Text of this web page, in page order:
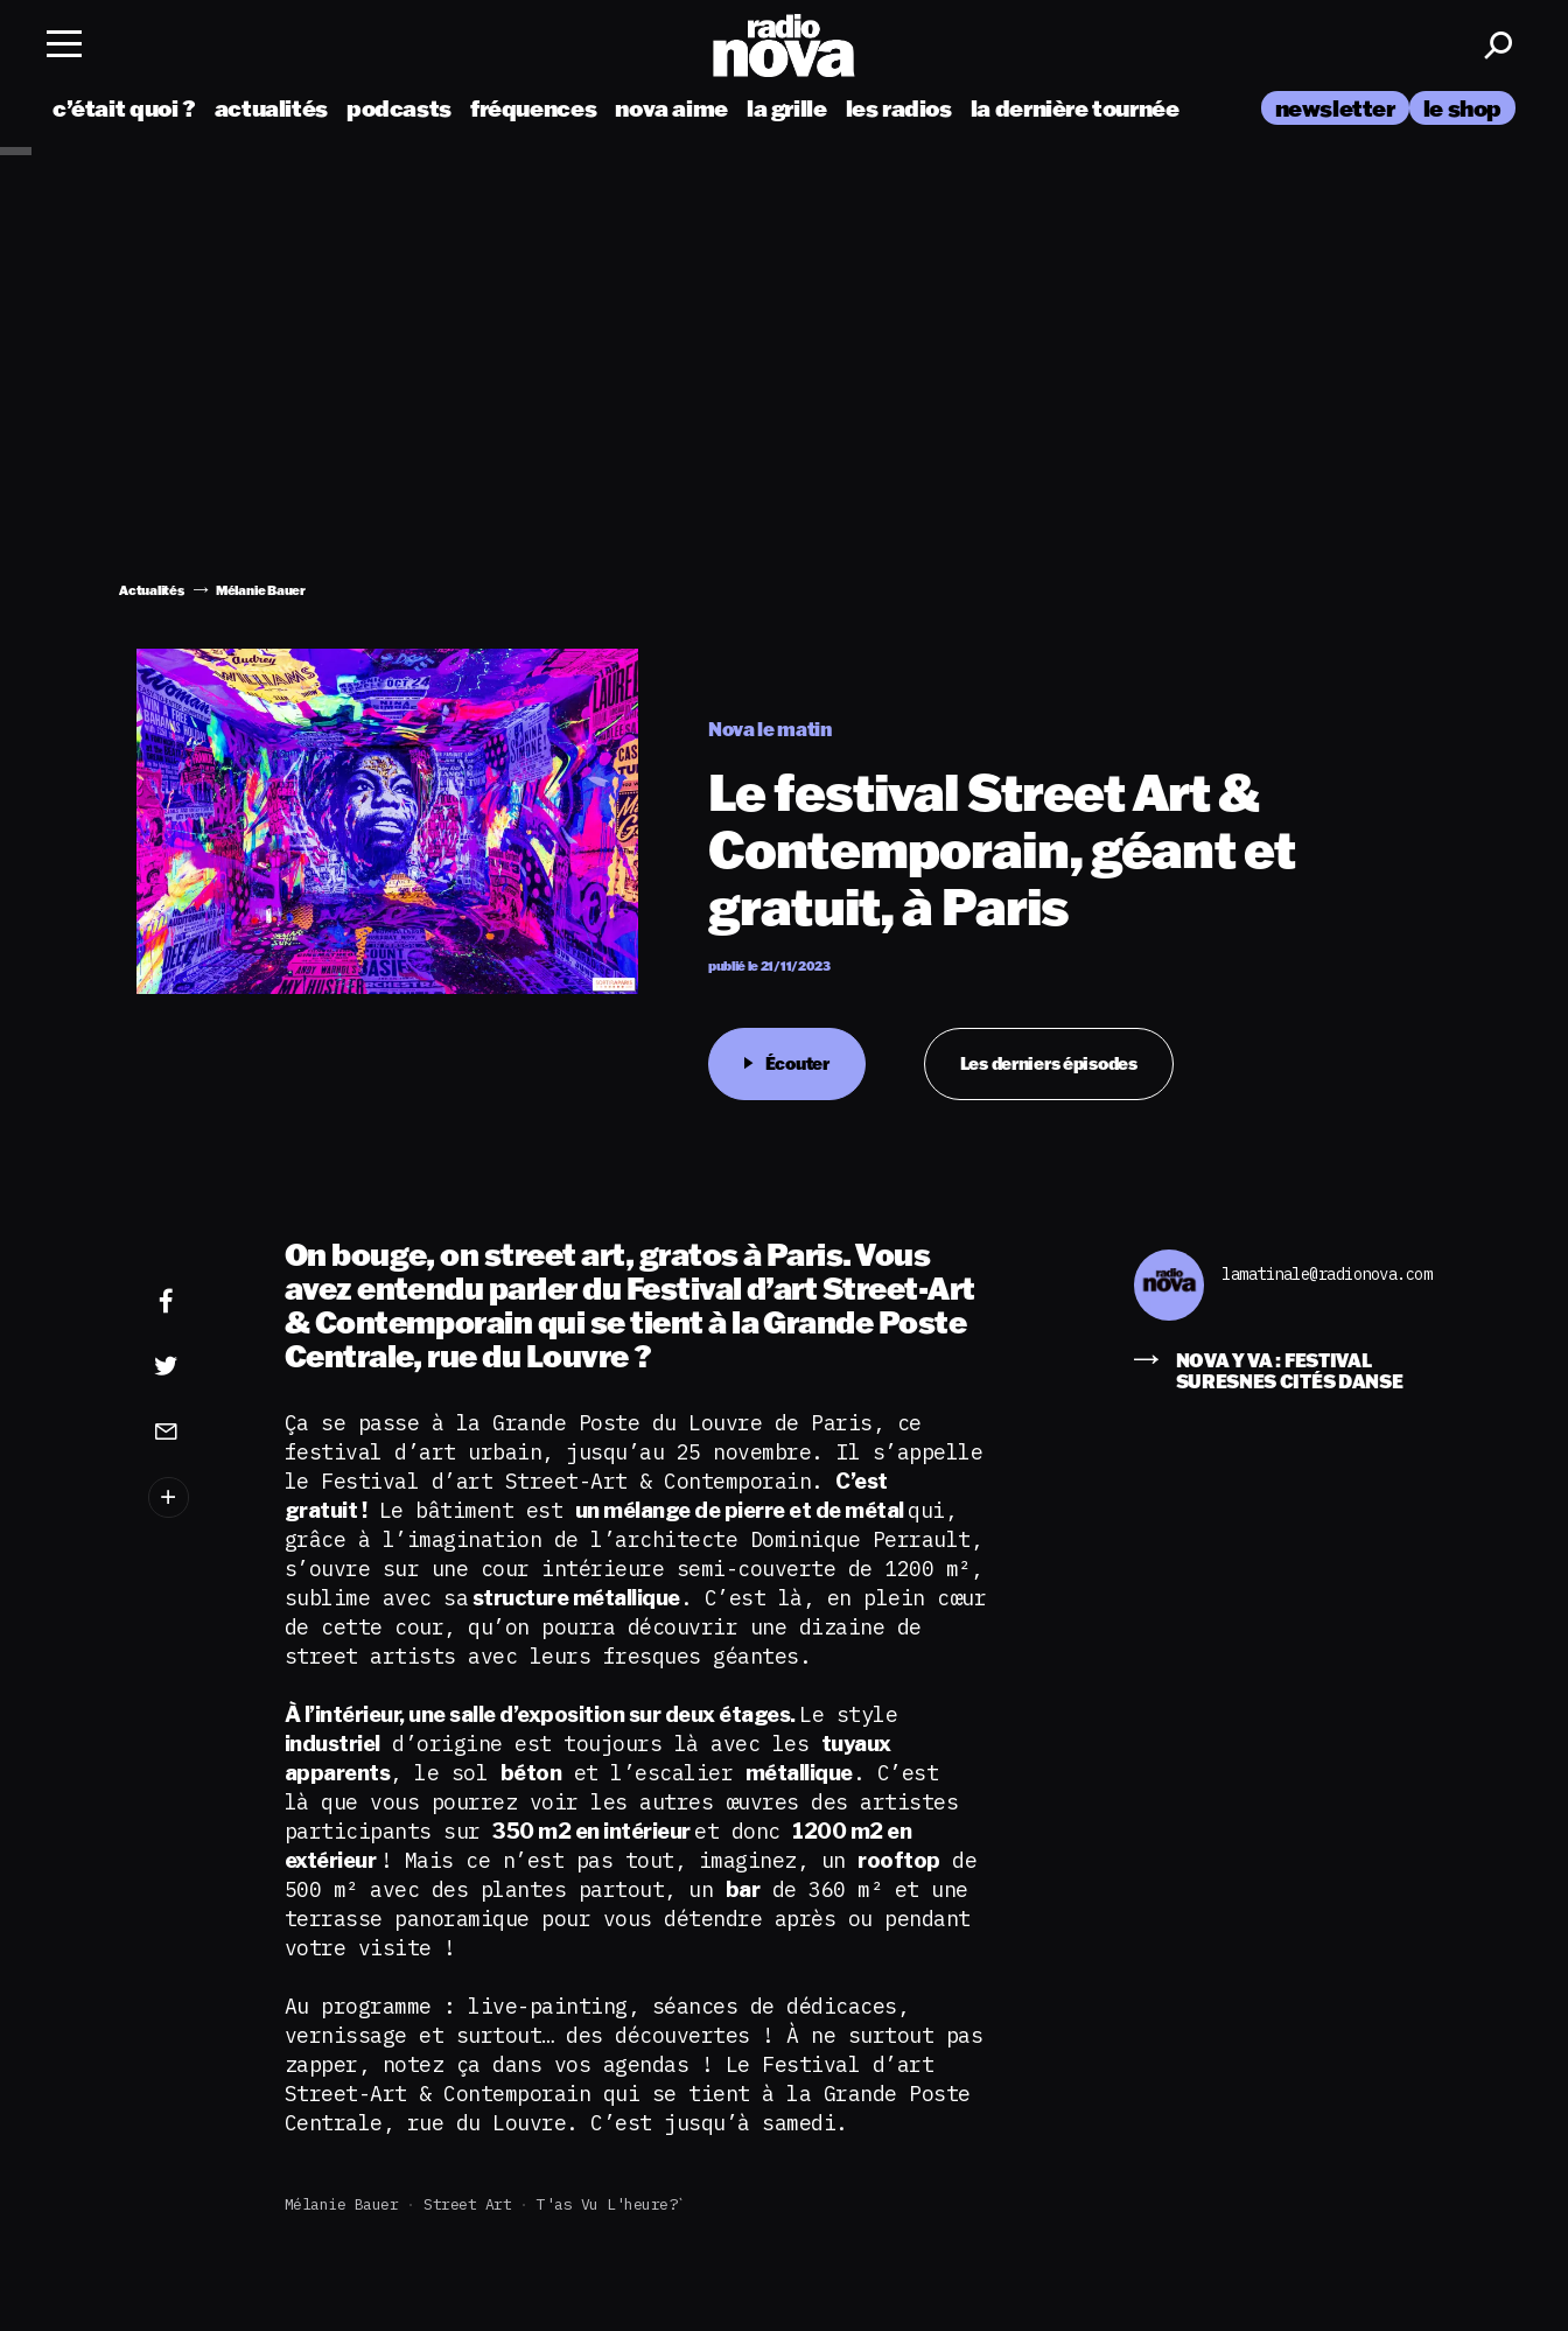
c’était quoi ? actualités podcasts fréquences nova aime la grille les radios la dernière tournée newsletter le shop
Actualités Mélanie Bauer
Nova le matin
Le festival Street Art &
Contemporain, géant et
gratuit, à Paris
Écouter Les derniers épisodes
publié le 21/11/2023
On bouge, on street art, gratos à Paris. Vous
avez entendu parler du Festival d’art Street-Art
& Contemporain qui se tient à la Grande Poste
Centrale, rue du Louvre ?
Ça se passe à la Grande Poste du Louvre de Paris, ce
festival d’art urbain, jusqu’au 25 novembre. Il s’appelle
le Festival d’art Street-Art & Contemporain. C’est
gratuit !Le bâtiment est un mélange de pierre et de métal qui,
grâce à l’imagination de l’architecte Dominique Perrault,
s’ouvre sur une cour intérieure semi-couverte de 1200 m²,
sublime avec sastructure métallique. C’est là, en plein cœur
de cette cour, qu’on pourra découvrir une dizaine de
street artists avec leurs fresques géantes.
À l’intérieur, une salle d’exposition sur deux étages. Le style
industrield’origine est toujours là avec les tuyaux
apparents, le sol bétonet l’escalier métallique. C’est
là que vous pourrez voir les autres œuvres des artistes
participants sur350 m2 en intérieuret donc 1200 m2 en
extérieur ! Mais ce n’est pas tout, imaginez, un rooftop de
500 m² avec des plantes partout, un
barde 360 m² et une
terrasse panoramique pour vous détendre après ou pendant
votre visite !
Au programme : live-painting, séances de dédicaces,
vernissage et surtout… des découvertes ! À ne surtout pas
zapper, notez ça dans vos agendas ! Le Festival d’art
Street-Art & Contemporain qui se tient à la Grande Poste
Centrale, rue du Louvre. C’est jusqu’à samedi.
Mélanie Bauer Street Art T'as Vu L'heure?`
lamatinale@radionova.com
NOVA Y VA : FESTIVAL
SURESNES CITÉS DANSE